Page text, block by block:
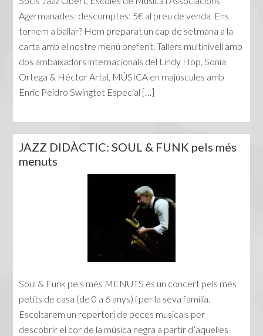
Agermanades: descomptes: 5€ al preu de venda Ens
tornem a ballar? Hem preparat un cap de setmana a la
carta amb el nostre menú preferit. Tallers multinivell amb
dos ambaixadors internacionals del Lindy Hop, Sonia
Ortega & Héctor Artal, MÚSICA en majúscules amb
Enric Peidro Swingtet Especial […]
JAZZ DIDÀCTIC: SOUL & FUNK pels més
menuts
Soul & Funk pels més MENUTS és un concert pels més
petits de casa (de 0 a 6 anys) i per la seva família.
Escoltarem un repertori de peces musicals per
descobrir el cor de la música negra a partir d’aquelles